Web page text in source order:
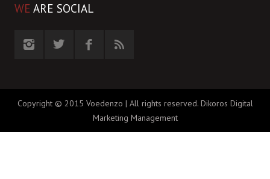
WE ARE SOCIAL
Copyright © 2015 Voedenzo | All rights reserved. Dikoros Digital
Marketing Management